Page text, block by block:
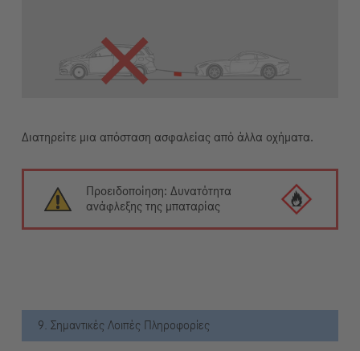
Διατηρείτε μια απόσταση ασφαλείας από άλλα οχήματα.
Προειδοποίηση: Δυνατότητα
ανάφλεξης της μπαταρίας
9. Σημαντικές Λοιπές Πληροφορίες